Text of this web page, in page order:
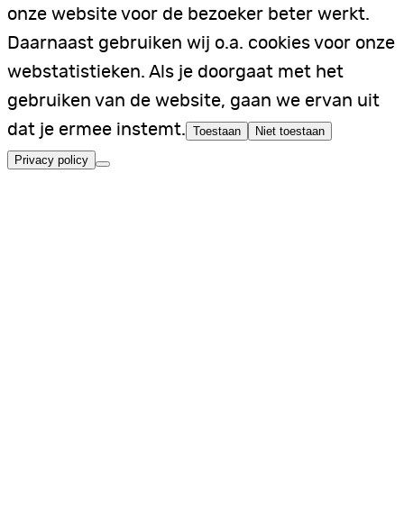
onze website voor de bezoeker beter werkt.
Daarnaast gebruiken wij o.a. cookies voor onze
webstatistieken. Als je doorgaat met het
gebruiken van de website, gaan we ervan uit
dat je ermee instemt. Toestaan Niet toestaan
Privacy policy